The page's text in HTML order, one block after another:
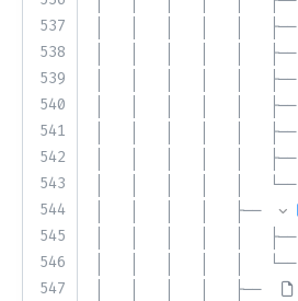
537
538
539
540
541
542
543
544
545
546
547
│   │   │   │   │   ├──
│   │   │   │   │   ├──
│   │   │   │   │   ├──
│   │   │   │   │   ├──
│   │   │   │   │   ├──
│   │   │   │   │   ├──
│   │   │   │   │   └──
│   │   │   │   ├──
│   │   │   │   │   ├──
│   │   │   │   │   └──
│   │   │   │   ├──